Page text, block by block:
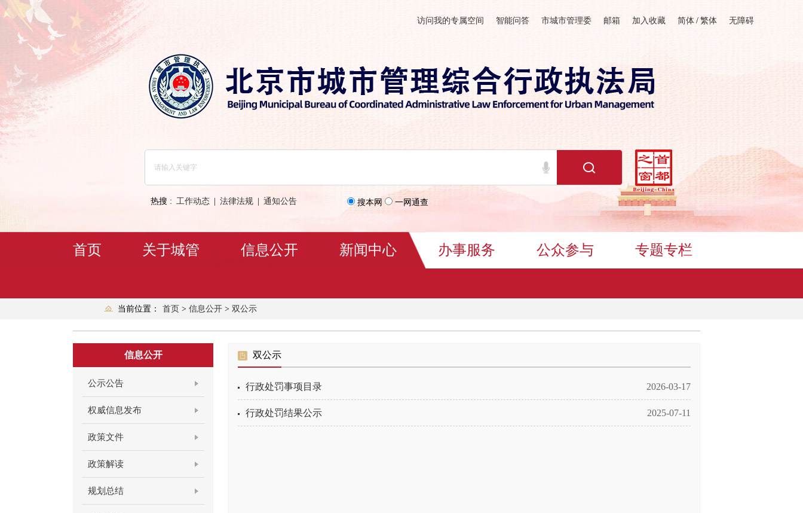
访问我的专属空间 智能问答 市城市管理委 邮箱 加入收藏 简体 / 繁体 无障碍
搜本网 一网通查
热搜 : 工作动态 法律法规 通知公告
首页 关于城管 信息公开 新闻中心 办事服务 公众参与 专题专栏
当前位置： 首页 > 信息公开 > 双公示
信息公开
公示公告
权威信息发布
政策文件
政策解读
规划总结
双公示
行政处罚事项目录 2026-03-17
行政处罚结果公示 2025-07-11